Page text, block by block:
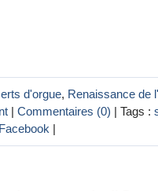
d'orgue, Renaissance de
| Commentaires (0) | Tags :
Facebook |